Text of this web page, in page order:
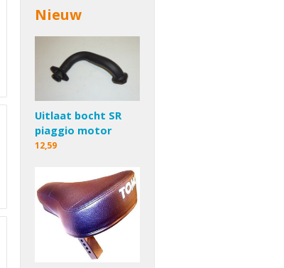
Nieuw
Uitlaat bocht SR
piaggio motor
12,59